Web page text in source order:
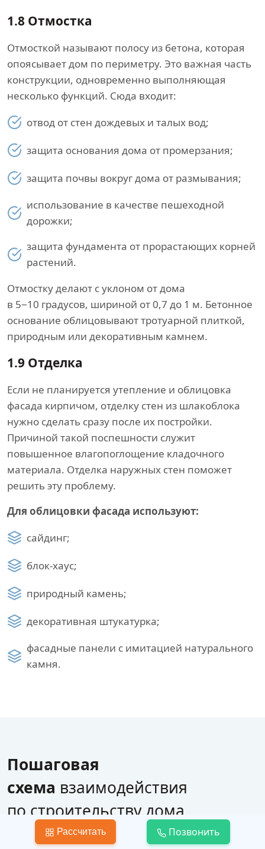
1.8 Отмостка
Отмосткой называют полосу из бетона, которая
опоясывает дом по периметру. Это важная часть
конструкции, одновременно выполняющая
несколько функций. Сюда входит:
отвод от стен дождевых и талых вод;
защита основания дома от промерзания;
защита почвы вокруг дома от размывания;
использование в качестве пешеходной
дорожки;
защита фундамента от прорастающих корней
растений.
Отмостку делают с уклоном от дома
в 5−10 градусов, шириной от 0,7 до 1 м. Бетонное
основание облицовывают тротуарной плиткой,
природным или декоративным камнем.
1.9 Отделка
Если не планируется утепление и облицовка
фасада кирпичом, отделку стен из шлакоблока
нужно сделать сразу после их постройки.
Причиной такой поспешности служит
повышенное влагопоглощение кладочного
материала. Отделка наружных стен поможет
решить эту проблему.
Для облицовки фасада используют:
сайдинг;
блок-хаус;
природный камень;
декоративная штукатурка;
фасадные панели с имитацией натурального
камня.
Пошаговая
схема взаимодействия
по строительству дома
Рассчитать Позвонить